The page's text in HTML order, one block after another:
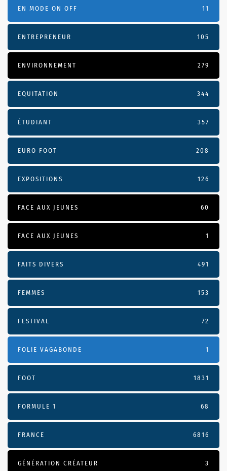
EN MODE ON OFF 11
ENTREPRENEUR 105
ENVIRONNEMENT 279
EQUITATION 344
ÉTUDIANT 357
EURO FOOT 208
EXPOSITIONS 126
FACE AUX JEUNES 60
FACE AUX JEUNES 1
FAITS DIVERS 491
FEMMES 153
FESTIVAL 72
FOLIE VAGABONDE 1
FOOT 1831
FORMULE 1 68
FRANCE 6816
GÉNÉRATION CRÉATEUR 3